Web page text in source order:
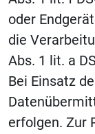
oder
die
Abs. 1 lit. a
Bei Einsatz
erfolgen. Zur